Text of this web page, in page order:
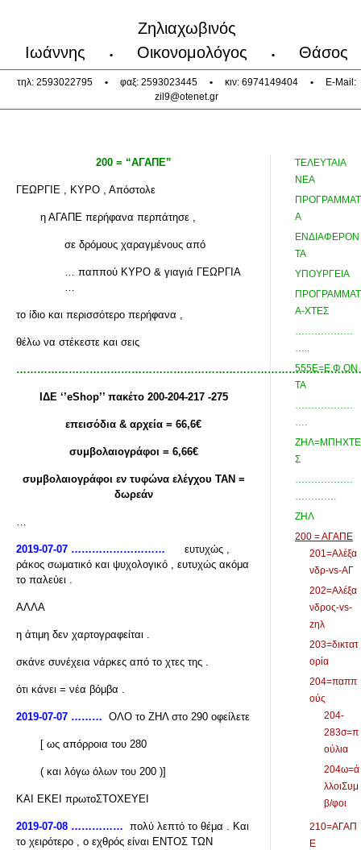
Ζηλιαχωβινός
Ιωάννης
• Οικονομολόγος • Θάσος
τηλ: 2593022795 • φαξ: 2593023445 • κιν: 6974149404 •
E-Mail:
zil9@otenet.gr
200 = “ΑΓΑΠΕ”
ΓΕΩΡΓΙΕ , ΚΥΡΟ , Απόστολε
η ΑΓΑΠΕ περήφανα περπάτησε ,
σε δρόμους χαραγμένους από
… παππού ΚΥΡΟ & γιαγιά ΓΕΩΡΓΙΑ
…
το ίδιο και περισσότερο περήφανα ,
θέλω να στέκεστε και σεις
ΙΔΕ ‘’eShop’’ πακέτο 200-204-217 -275
επεισόδια & αρχεία = 66,6€
συμβολαιογράφοι = 6,66€
συμβολαιογράφοι εν τυφώνα ελέγχου ΤΑΝ =
δωρεάν
…
2019-07-07 ……………………… ευτυχώς ,
ράκος σωματικό και ψυχολογικό , ευτυχώς ακόμα
το παλεύει .
ΑΛΛΑ
η άτιμη δεν χαρτογραφείται .
σκάνε συνέχεια νάρκες από το χτες της .
ότι κάνει = νέα βόμβα .
2019-07-07 ……… ΟΛΟ το ΖΗΛ στο 290 οφείλετε
[ ως απόρροια του 280
( και λόγω όλων του 200 )]
ΚΑΙ ΕΚΕΙ πρωτοΣΤΟΧΕΥΕΙ
2019-07-08 …………… πολύ λεπτό το θέμα . Και
το χειρότερο , ο εχθρός είναι ΕΝΤΟΣ ΤΩΝ
ΤΕΛΕΥΤΑΙΑ
ΝΕΑ
ΠΡΟΓΡΑΜΜΑΤ
Α
ΕΝΔΙΑΦΕΡΟΝ
ΤΑ
ΥΠΟΥΡΓΕΙΑ
ΠΡΟΓΡΑΜΜΑΤ
Α-ΧΤΕΣ
………………
…..
555Ε=Ε.Φ.ΟΝ
ΤΑ
………………
….
ΖΗΛ=ΜΠΗΧΤΕ
Σ
………………
………….
ΖΗΛ
200 = ΑΓΑΠΕ
201=Αλέξα
νδρ-vs-ΑΓ
202=Αλέξα
νδρος-vs-
zηλ
203=δικτατ
ορία
204=παππ
ούς
204-
283σ=π
ούλια
204ω=ά
λλοιΣυμ
β/φοι
210=ΑΓΑΠ
Ε